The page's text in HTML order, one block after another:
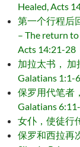
Healed, Acts
第一个行程后
– The return
Acts 14:21-28
加拉太书， 加
Galatians 1:1-
保罗用代笔者
Galatians
女仆，使徒行
保罗和西拉再